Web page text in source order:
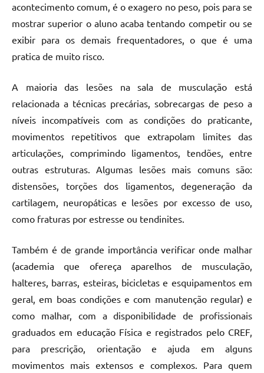
acontecimento comum, é o exagero no peso, pois para se
mostrar superior o aluno acaba tentando competir ou se
exibir para os demais frequentadores, o que é uma
pratica de muito risco.
A maioria das lesões na sala de musculação está
relacionada a técnicas precárias, sobrecargas de peso a
níveis incompatíveis com as condições do praticante,
movimentos repetitivos que extrapolam limites das
articulações, comprimindo ligamentos, tendões, entre
outras estruturas. Algumas lesões mais comuns são:
distensões, torções dos ligamentos, degeneração da
cartilagem, neuropáticas e lesões por excesso de uso,
como fraturas por estresse ou tendinites.
Também é de grande importância verificar onde malhar
(academia que ofereça aparelhos de musculação,
halteres, barras, esteiras, bicicletas e esquipamentos em
geral, em boas condições e com manutenção regular) e
como malhar, com a disponibilidade de profissionais
graduados em educação Física e registrados pelo CREF,
para prescrição, orientação e ajuda em alguns
movimentos mais extensos e complexos. Para quem